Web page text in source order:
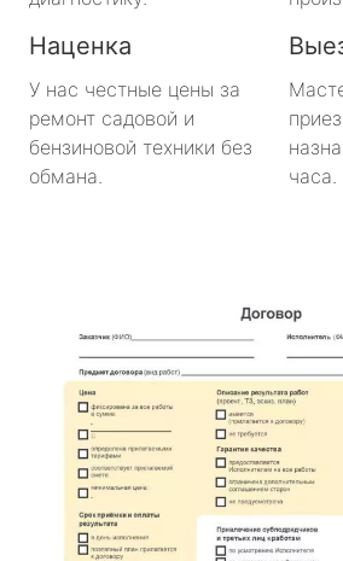
Наценка
У нас честные цены за
ремонт садовой и
бензиновой техники без
обмана.
часа.